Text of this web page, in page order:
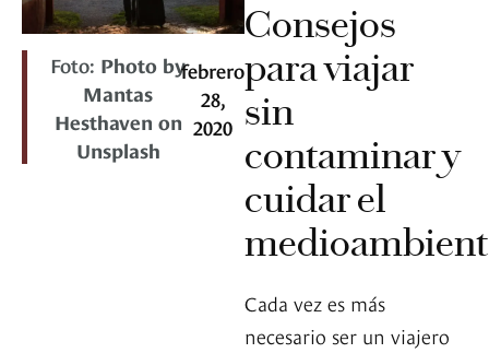
Foto: Photo by
Mantas
Hesthaven on
Unsplash
febrero
28,
2020
Consejos
para viajar
sin
contaminar y
cuidar el
Cada vez es más
necesario ser un viajero